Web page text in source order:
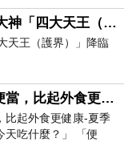
2026.7.10，第79、80、81、82尊素食大神「四大天王（護界）」降臨寶島台灣（6）
天王（護界）」降臨
中午吃什麼？自己帶便當，比起外食更健康-夏季日常。(舞動馬尾廚房)
比起外食更健康-夏季
天吃什麼？」 「便